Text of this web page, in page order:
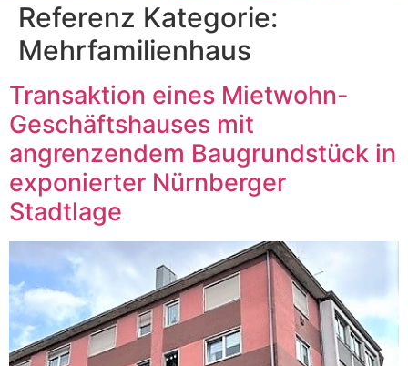
Referenz Kategorie:
Mehrfamilienhaus
Transaktion eines Mietwohn-
Geschäftshauses mit
angrenzendem Baugrundstück in
exponierter Nürnberger
Stadtlage